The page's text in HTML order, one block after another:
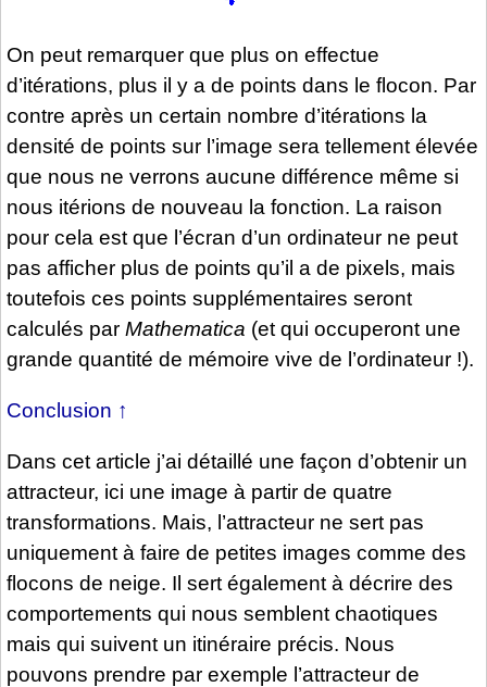
On peut remarquer que plus on effectue
d’itérations, plus il y a de points dans le flocon. Par
contre après un certain nombre d’itérations la
densité de points sur l’image sera tellement élevée
que nous ne verrons aucune différence même si
nous itérions de nouveau la fonction. La raison
pour cela est que l’écran d’un ordinateur ne peut
pas afficher plus de points qu’il a de pixels, mais
toutefois ces points supplémentaires seront
calculés par Mathematica (et qui occuperont une
grande quantité de mémoire vive de l’ordinateur !).
Conclusion ↑
Dans cet article j’ai détaillé une façon d’obtenir un
attracteur, ici une image à partir de quatre
transformations. Mais, l’attracteur ne sert pas
uniquement à faire de petites images comme des
flocons de neige. Il sert également à décrire des
comportements qui nous semblent chaotiques
mais qui suivent un itinéraire précis. Nous
pouvons prendre par exemple l’attracteur de